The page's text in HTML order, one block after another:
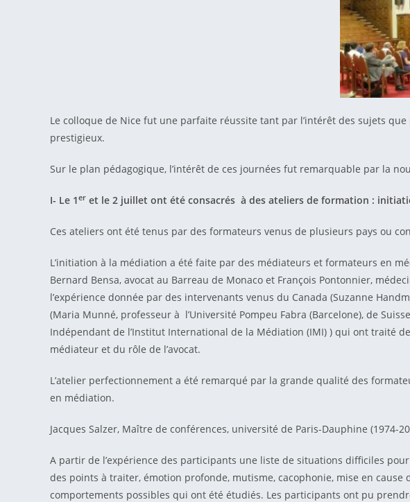
Le colloque de Nice fut une parfaite réussite tant par l’intérêt des sujets
prestigieux.
Sur le plan pédagogique, l’intérêt de ces journées fut remarquable par la
I- Le 1er et le 2 juillet ont été consacrés à des ateliers de formation :
Ces ateliers ont été tenus par des formateurs venus de plusieurs pays ou
L’initiation à la médiation a été faite par des médiateurs et formateurs en
Bernard Bensa, avocat au Barreau de Monaco et François Pontonnier,
l’expérience donnée par des intervenants venus du Canada (Suzanne
(Maria Munné, professeur à l’Université Pompeu Fabra (Barcelone), de
Indépendant de l’Institut International de la Médiation (IMI) ) qui ont traité
médiateur et du rôle de l’avocat.
L’atelier perfectionnement a été remarqué par la grande qualité des
en médiation.
Jacques Salzer, Maître de conférences, université de Paris-Dauphine
A partir de l’expérience des participants une liste de situations difficiles
des points à traiter, émotion profonde, mutisme, cacophonie, mise en
comportements possibles qui ont été étudiés. Les participants ont pu